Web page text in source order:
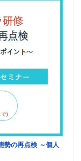
勢の再点検 ～個人